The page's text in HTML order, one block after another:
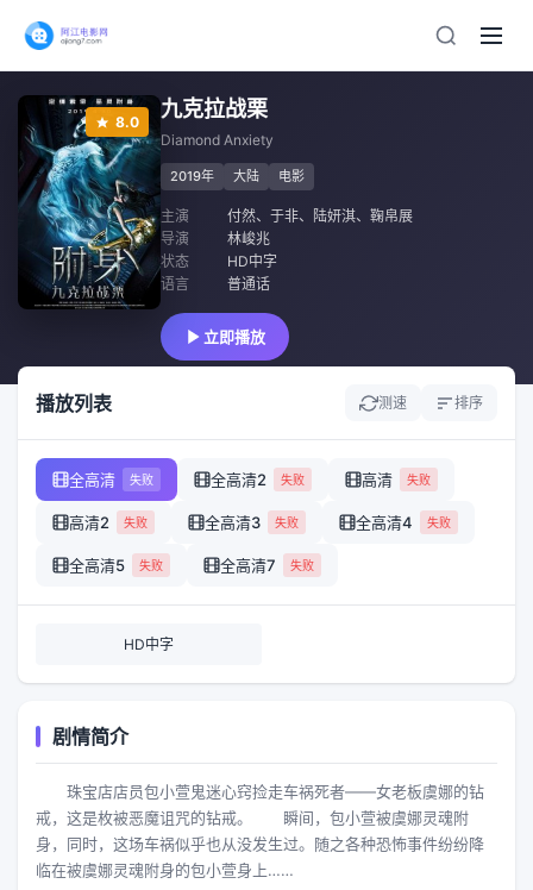
8.0
九克拉战栗
Diamond Anxiety
2019年 大陆 电影
主演 付然、 于非、 陆妍淇、 鞠帛展
导演
林峻兆
状态
HD中字
语言
普通话
立即播放
播放列表 测速 排序
全高清 失败 全高清2 失败 高清 失败
高清2 失败 全高清3 失败 全高清4 失败
全高清5 失败 全高清7 失败
HD中字
剧情简介
珠宝店店员包小萱鬼迷心窍捡走车祸死者——女老板虞娜的钻
戒，这是枚被恶魔诅咒的钻戒。 瞬间，包小萱被虞娜灵魂附
身，同时，这场车祸似乎也从没发生过。随之各种恐怖事件纷纷降
临在被虞娜灵魂附身的包小萱身上……